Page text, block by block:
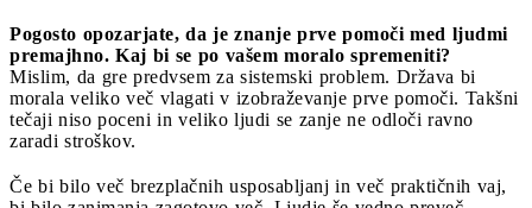
Pogosto opozarjate, da je znanje prve pomoči med ljudmi
premajhno. Kaj bi se po vašem moralo spremeniti?
Mislim, da gre predvsem za sistemski problem. Država bi
morala veliko več vlagati v izobraževanje prve pomoči. Takšni
tečaji niso poceni in veliko ljudi se zanje ne odloči ravno
zaradi stroškov.
Če bi bilo več brezplačnih usposabljanj in več praktičnih vaj,